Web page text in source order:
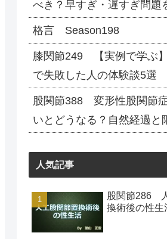
べき？早すぎ・遅すぎ問題
格言 Season198
膝関節249 【実例で学ぶ
で失敗した人の体験談5選
股関節388 変形性股関節
いとどうなる？自然経過と
人気記事
股関節286
換術後の性生